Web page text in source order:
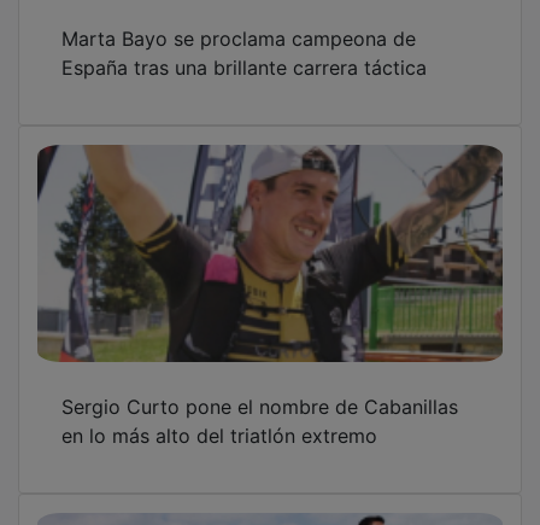
Marta Bayo se proclama campeona de
España tras una brillante carrera táctica
Sergio Curto pone el nombre de Cabanillas
en lo más alto del triatlón extremo